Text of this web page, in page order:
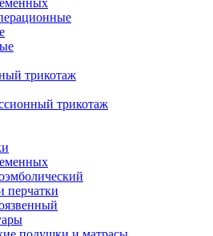
трикотаж
трикотаж
перчатки